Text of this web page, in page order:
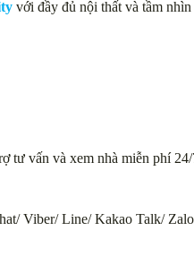
với đầy đủ nội thất và tầm nhìn
tư vấn và xem nhà miễn phí
Viber/ Line/ Kakao Talk/